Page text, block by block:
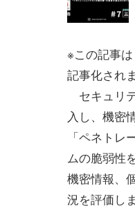
※この記事
記事化され
セキュリ
入し、機密
「ペネト
ムの脆弱性
機密情報、
況を評価しま